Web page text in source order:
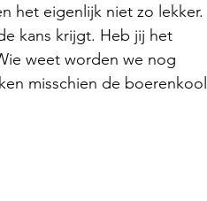
het eigenlijk niet zo lekker.
kans krijgt. Heb jij het
weet worden we nog
misschien de boerenkool